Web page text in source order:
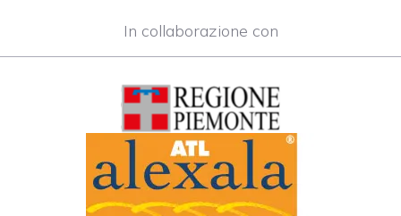
In collaborazione con